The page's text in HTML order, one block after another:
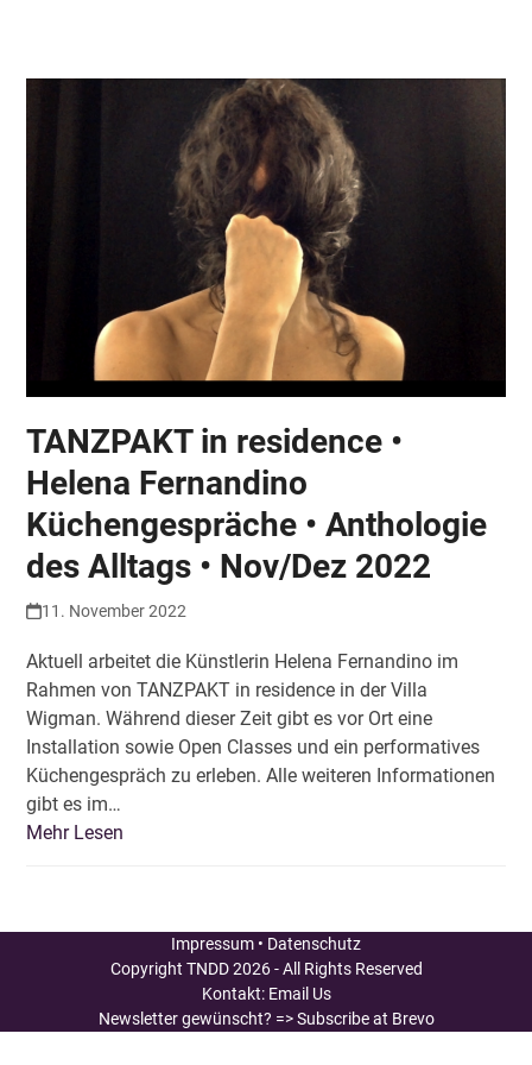
TANZPAKT in residence •
Helena Fernandino
Küchengespräche • Anthologie
des Alltags • Nov/Dez 2022
11. November 2022
Aktuell arbeitet die Künstlerin Helena Fernandino im
Rahmen von TANZPAKT in residence in der Villa
Wigman. Während dieser Zeit gibt es vor Ort eine
Installation sowie Open Classes und ein performatives
Küchengespräch zu erleben. Alle weiteren Informationen
gibt es im…
Mehr Lesen
Impressum • Datenschutz
Copyright TNDD2026 - All Rights Reserved
Kontakt: Email Us
Newsletter gewünscht? => Subscribe at Brevo